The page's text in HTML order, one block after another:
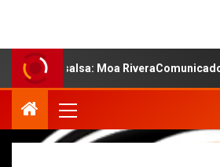
Moa RiveraComunicado de prensa